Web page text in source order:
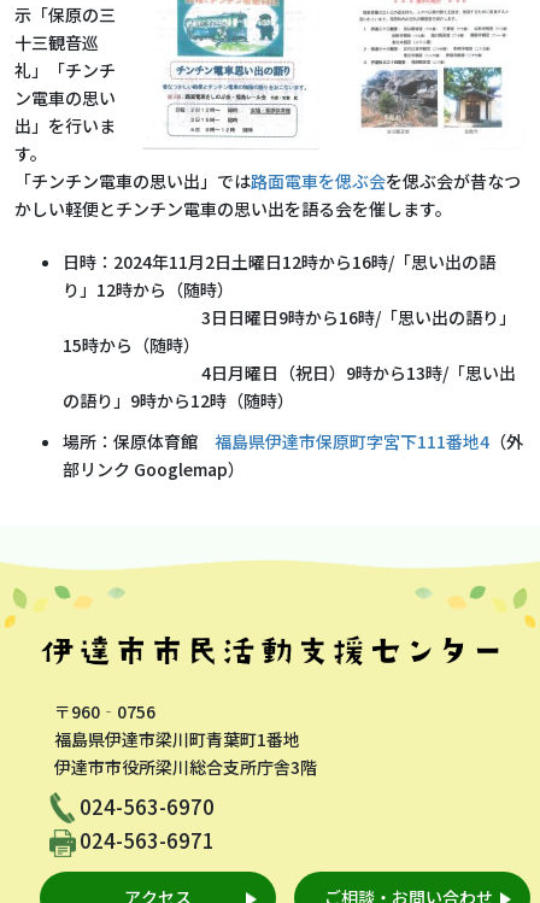
示「保原の三
十三観音巡
礼」「チンチ
ン電車の思い
出」を行いま
す。
「チンチン電車の思い出」では路面電車を偲ぶ会を偲ぶ会が昔なつ
かしい軽便とチンチン電車の思い出を語る会を催します。
日時：2024年11月2日土曜日12時から16時/「思い出の語
り」12時から（随時）
3日日曜日9時から16時/「思い出の語り」
15時から（随時）
4日月曜日（祝日）9時から13時/「思い出
の語り」9時から12時（随時）
場所：保原体育館 福島県伊達市保原町字宮下111番地4（外
部リンク Googlemap）
〒960‐0756
福島県伊達市梁川町青葉町1番地
伊達市市役所梁川総合支所庁舎3階
024-563-6970
024-563-6971
アクセス ご相談・お問い合わせ